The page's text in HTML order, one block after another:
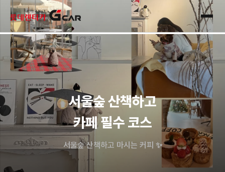
skip navigation
전체
서울숲 산책하고
카페 필수 코스
서울숲 산책하고 마시는 커피 ✨